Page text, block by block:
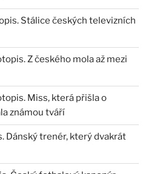
Stálice českých televizních
Z českého mola až mezi
Miss, která přišla o
známou tváří
Dánský trenér, který dvakrát